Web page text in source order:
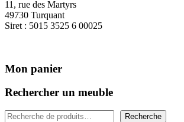
11, rue des Martyrs
49730 Turquant
Siret : 5015 3525 6 00025
Mon panier
Rechercher un meuble
Rechercher Recherche